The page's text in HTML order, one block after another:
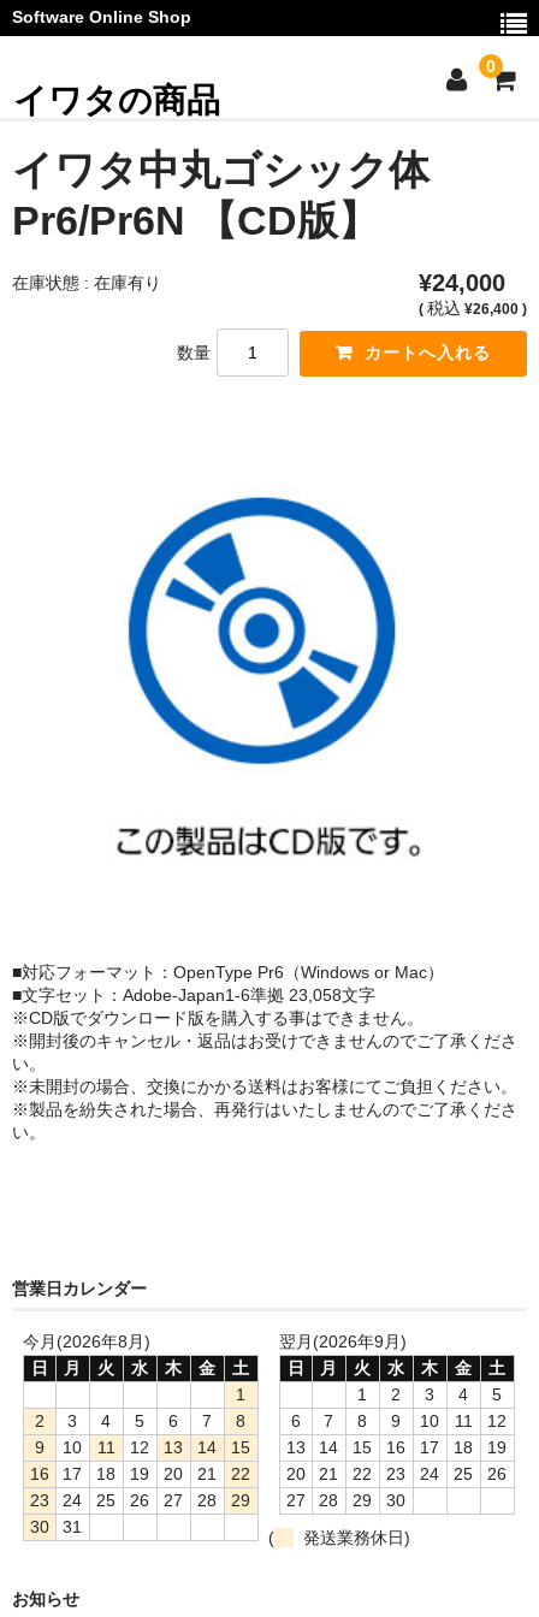
Software Online Shop
イワタの商品
0
ご利用ガイド
お問い合わせ
イワタ中丸ゴシック体
Pr6/Pr6N 【CD版】
在庫状態 : 在庫有り ¥24,000
( 税込 ¥26,400 )
数量
■対応フォーマット：OpenType Pr6（Windows or Mac）
■文字セット：Adobe-Japan1-6準拠 23,058文字
※CD版でダウンロード版を購入する事はできません。
※開封後のキャンセル・返品はお受けできませんのでご了承くださ
い。
※未開封の場合、交換にかかる送料はお客様にてご負担ください。
※製品を紛失された場合、再発行はいたしませんのでご了承くださ
い。
営業日カレンダー
今月(2026年8月)
日
月 火 水 木 金
土
1
2
3 4 5 6 7
8
9
10 11 12 13 14
15
16
17 18 19 20 21
22
23
24 25 26 27 28
29
30
31
翌月(2026年9月)
日
月 火 水 木 金
土
1
2 3 4
5
6
7 8 9 10 11
12
13
14 15 16 17 18
19
20
21 22 23 24 25
26
27
28 29
30
(
発送業務休日)
お知らせ